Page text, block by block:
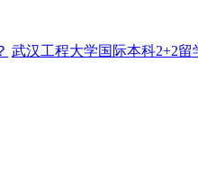
武汉工程大学国际本科2+2